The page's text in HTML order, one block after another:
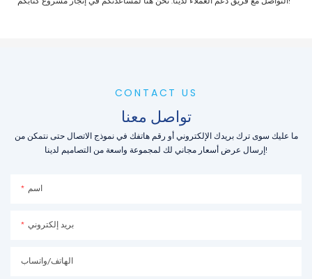
CONTACT US
تواصل معنا
ما عليك سوى ترك بريدك الإلكتروني أو رقم هاتفك في نموذج الاتصال حتى نتمكن من
إرسال عرض أسعار مجاني لك لمجموعة واسعة من التصاميم لدينا!
اسم
بريد إلكتروني
الهاتف/واتساب